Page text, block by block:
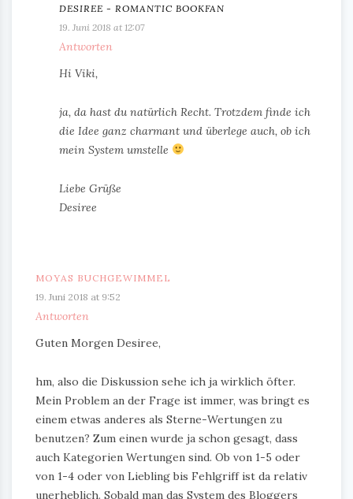
DESIREE - ROMANTIC BOOKFAN
19. Juni 2018 at 12:07
Antworten
Hi Viki,
ja, da hast du natürlich Recht. Trotzdem finde ich
die Idee ganz charmant und überlege auch, ob ich
mein System umstelle
Liebe Grüße
Desiree
MOYAS BUCHGEWIMMEL
19. Juni 2018 at 9:52
Antworten
Guten Morgen Desiree,
hm, also die Diskussion sehe ich ja wirklich öfter.
Mein Problem an der Frage ist immer, was bringt es
einem etwas anderes als Sterne-Wertungen zu
benutzen? Zum einen wurde ja schon gesagt, dass
auch Kategorien Wertungen sind. Ob von 1-5 oder
von 1-4 oder von Liebling bis Fehlgriff ist da relativ
unerheblich. Sobald man das System des Bloggers